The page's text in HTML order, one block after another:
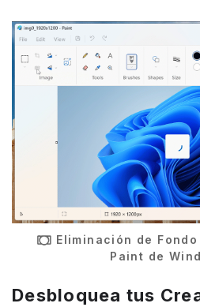
Eliminación de
Paint de
Desbloquea tus